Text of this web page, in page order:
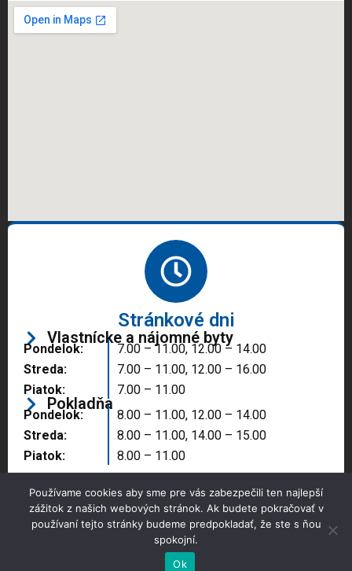
Stránkové dni
Vlastnícke a nájomné byty
Pondelok:
Streda:
Piatok:
7.00 – 11.00, 12.00 – 14.00
7.00 – 11.00, 12.00 – 16.00
7.00 – 11.00
Pokladňa
Pondelok:
Streda:
Piatok:
8.00 – 11.00, 12.00 – 14.00
8.00 – 11.00, 14.00 – 15.00
8.00 – 11.00
Copyright © 2025 Správa majetku mesta, n.o.,
Partizánske
Používame cookies aby sme pre vás zabezpečili ten najlepší
zážitok z našich webových stránok. Ak budete pokračovať v
používaní tejto stránky budeme predpokladať, že ste s ňou
spokojní.
Ok